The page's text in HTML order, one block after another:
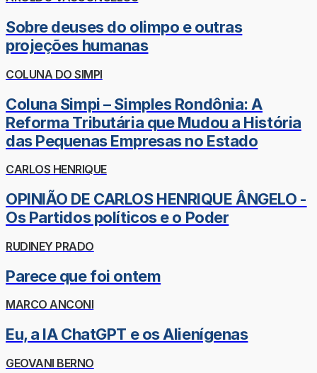
Sobre deuses do olimpo e outras
projeções humanas
COLUNA DO SIMPI
Coluna Simpi – Simples Rondônia: A
Reforma Tributária que Mudou a História
das Pequenas Empresas no Estado
CARLOS HENRIQUE
OPINIÃO DE CARLOS HENRIQUE ÂNGELO -
Os Partidos políticos e o Poder
RUDINEY PRADO
Parece que foi ontem
MARCO ANCONI
Eu, a IA ChatGPT e os Alienígenas
GEOVANI BERNO